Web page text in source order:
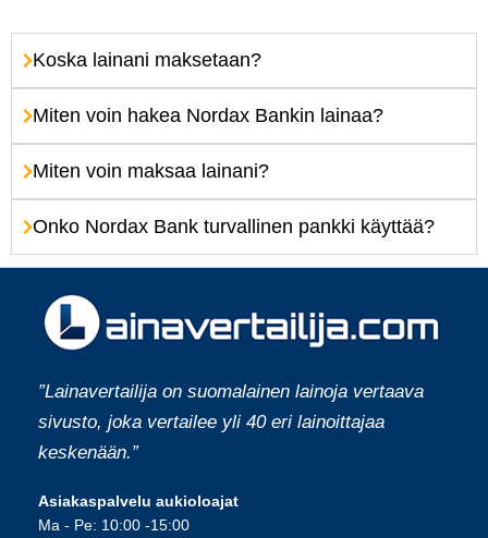
Koska lainani maksetaan?
Miten voin hakea Nordax Bankin lainaa?
Miten voin maksaa lainani?
Onko Nordax Bank turvallinen pankki käyttää?
”Lainavertailija on suomalainen lainoja vertaava
sivusto, joka vertailee yli 40 eri lainoittajaa
keskenään.”
Asiakaspalvelu aukioloajat
Ma - Pe: 10:00 -15:00